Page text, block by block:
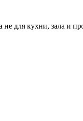
не для кухни, зала и